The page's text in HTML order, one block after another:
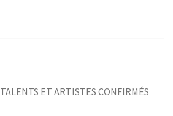
ET ARTISTES CONFIRMÉS